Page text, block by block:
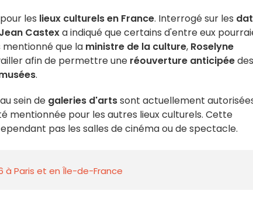
les lieux culturels en France. Interrogé sur les
Jean Castexa indiqué que certains d'entre eux
mentionné que la ministre de la culture, Roselyne
afin de permettre une réouverture anticipéedes
.
sein de galeries d'artssont actuellement
mentionnée pour les autres lieux culturels. Cette
pas les salles de cinéma ou de spectacle.
à Paris et en Île-de-France